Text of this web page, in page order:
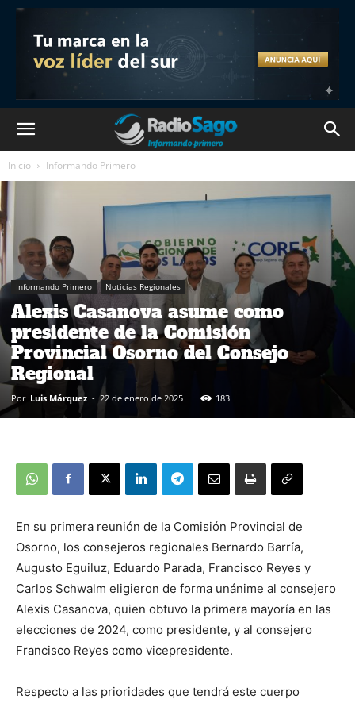
Inicio Informando Primero
Informando Primero Noticias Regionales
Alexis Casanova asume como
presidente de la Comisión
Provincial Osorno del Consejo
Regional
Por Luis Márquez - 22 de enero de 2025 183
En su primera reunión de la Comisión Provincial de
Osorno, los consejeros regionales Bernardo Barría,
Augusto Eguiluz, Eduardo Parada, Francisco Reyes y
Carlos Schwalm eligieron de forma unánime al consejero
Alexis Casanova, quien obtuvo la primera mayoría en las
elecciones de 2024, como presidente, y al consejero
Francisco Reyes como vicepresidente.
Respecto a las prioridades que tendrá este cuerpo